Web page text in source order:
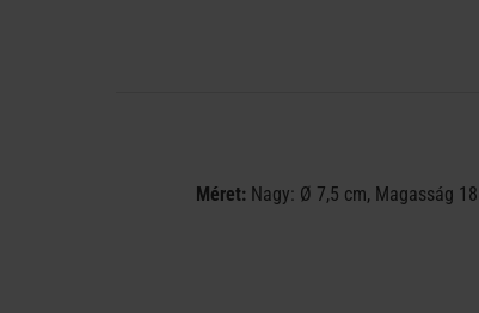
Méret: Nagy: Ø 7,5 cm, Magasság